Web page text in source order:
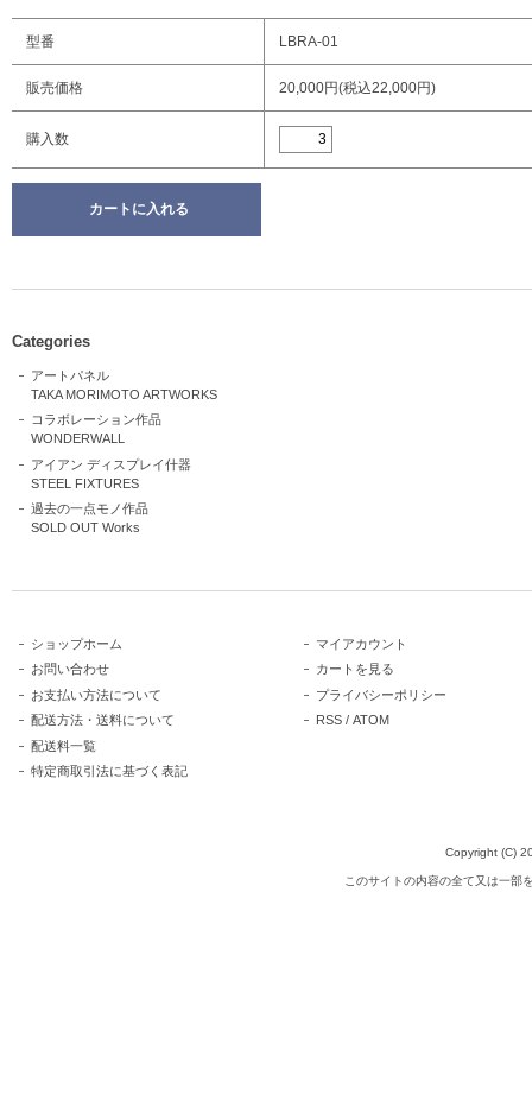
型番 LBRA-01
販売価格 20,000円(税込22,000円)
購入数
Categories
アートパネル
TAKA MORIMOTO ARTWORKS
コラボレーション作品
WONDERWALL
アイアン ディスプレイ什器
STEEL FIXTURES
過去の一点モノ作品
SOLD OUT Works
ショップホーム
お問い合わせ
お支払い方法について
配送方法・送料について
配送料一覧
特定商取引法に基づく表記
マイアカウント
カートを見る
プライバシーポリシー
RSS/ ATOM
Copyright (C)
このサイトの内容の全て又は一部